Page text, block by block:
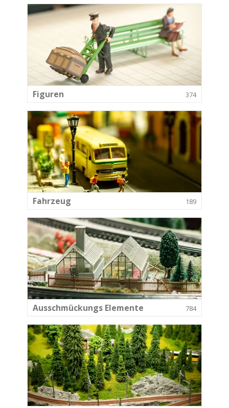
Figuren 374
Fahrzeug 189
Ausschmückungs Elemente 784